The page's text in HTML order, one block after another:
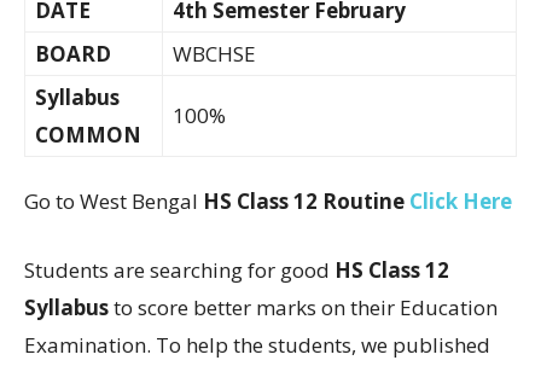
DATE
4th Semester February
BOARD
WBCHSE
Syllabus
COMMON
100%
Go to West Bengal HS Class 12 Routine Click Here
Students are searching for good HS Class 12
Syllabusto score better marks on their Education
Examination. To help the students, we published